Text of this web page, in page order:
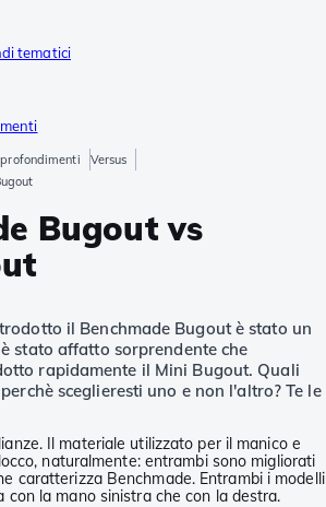
tematici
Versus
Bugout vs
il Benchmade Bugout è stato un
stato affatto sorprendente che
rapidamente il Mini Bugout. Quali
sceglieresti uno e non l'altro? Te le
Il materiale utilizzato per il manico e
naturalmente: entrambi sono migliorati
caratterizza Benchmade. Entrambi i modelli
con la mano sinistra che con la destra.